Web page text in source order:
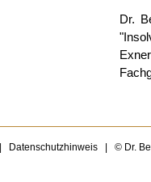
Dr.
Datenschutzhinweis © Dr.